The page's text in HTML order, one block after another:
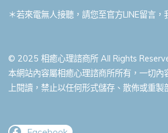
＊若來電無人接聽，請您至官方LINE留言，
© 2025 相癒心理諮商所 All Rights
本網站內容屬相癒心理諮商所所有，一切內
上閱讀，禁止以任何形式儲存、散佈或重製